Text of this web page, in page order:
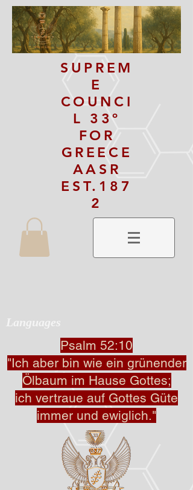
SUPREM
E
COUNCI
L 33º
FOR
GREECE
AASR
EST.187
2
Languages
Psalm 52:10
"Ich aber bin wie ein grünender
Ölbaum im Hause Gottes;
ich vertraue auf Gottes Güte
immer und ewiglich."